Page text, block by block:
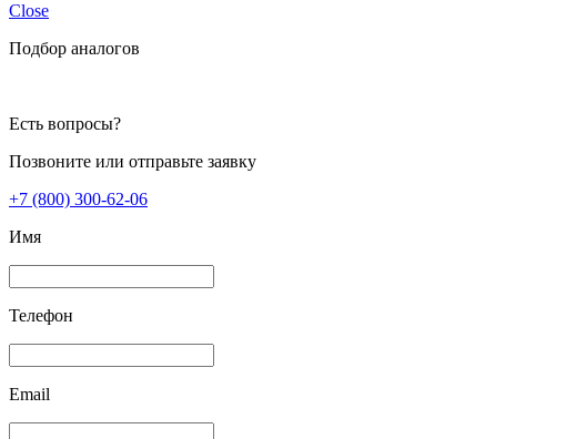
Close
Подбор аналогов
Есть вопросы?
Позвоните или отправьте заявку
+7 (800) 300-62-06
Имя
Телефон
Email